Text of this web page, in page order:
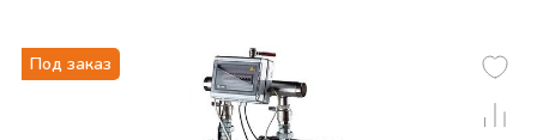
Под заказ